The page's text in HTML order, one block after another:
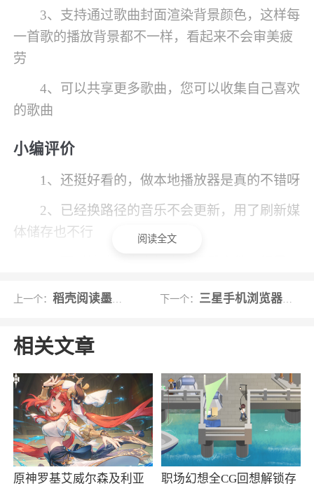
3、支持通过歌曲封面渲染背景颜色，这样每
一首歌的播放背景都不一样，看起来不会审美疲
劳
4、可以共享更多歌曲，您可以收集自己喜欢
的歌曲
小编评价
1、还挺好看的，做本地播放器是真的不错呀
2、已经换路径的音乐不会更新，用了刷新媒
体储存也不行
行也是不费吹灰之力的！欢迎来下载使用
阅读全文
上一个：稻壳阅读墨水屏版 下一个： 三星手机浏览器测试版
相关文章
原神罗基艾威尔森及利亚
职场幻想全CG回想解锁存